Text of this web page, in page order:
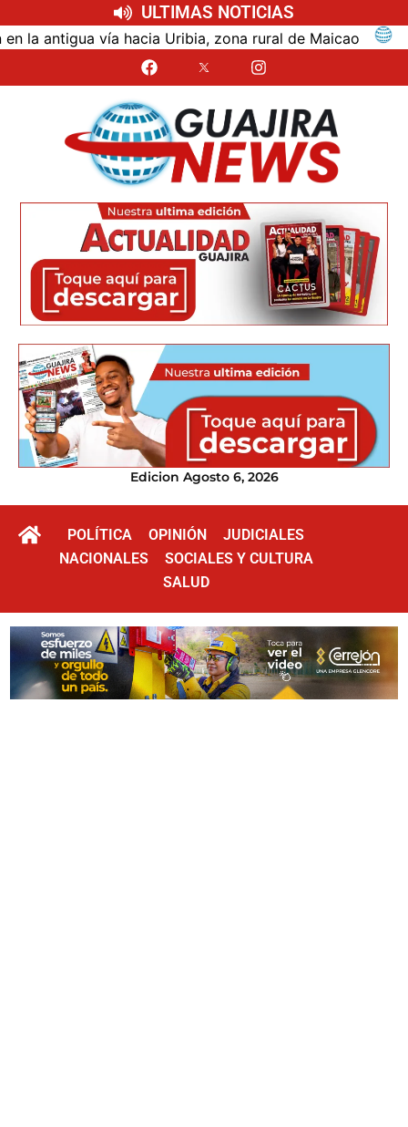
ULTIMAS NOTICIAS
vía hacia Uribia, zona rural de Maicao
Edicion Agosto 6, 2026
POLÍTICA OPINIÓN
JUDICIALES
NACIONALES
SOCIALES Y CULTURA
SALUD